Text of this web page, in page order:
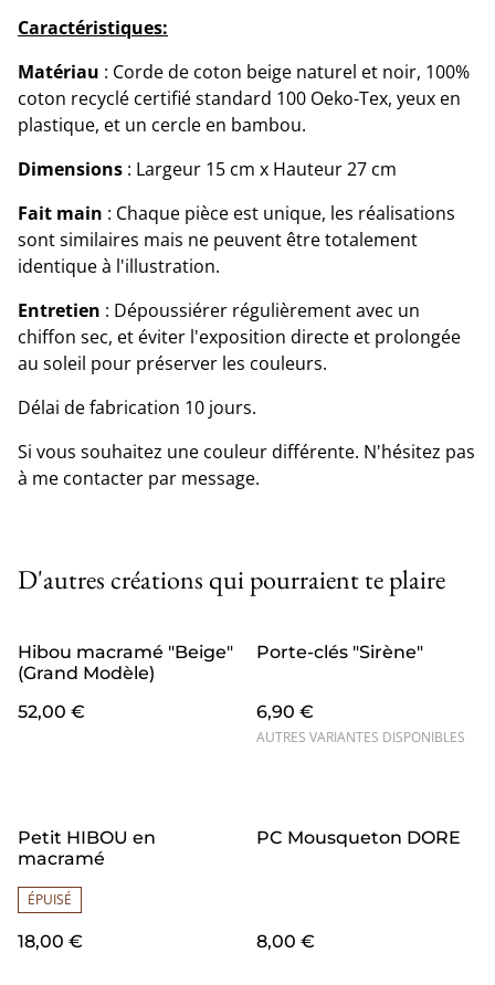
Caractéristiques:
Matériau : Corde de coton beige naturel et noir, 100%
coton recyclé certifié standard 100 Oeko-Tex, yeux en
plastique, et un cercle en bambou.
Dimensions : Largeur 15 cm x Hauteur 27 cm
Fait main : Chaque pièce est unique, les réalisations
sont similaires mais ne peuvent être totalement
identique à l'illustration.
Entretien : Dépoussiérer régulièrement avec un
chiffon sec, et éviter l'exposition directe et prolongée
au soleil pour préserver les couleurs.
Délai de fabrication 10 jours.
Si vous souhaitez une couleur différente. N'hésitez pas
à me contacter par message.
D'autres créations qui pourraient te plaire
Hibou macramé "Beige"
(Grand Modèle)
52,00 €
Porte-clés "Sirène"
6,90 €
AUTRES VARIANTES DISPONIBLES
Petit HIBOU en
macramé
ÉPUISÉ
18,00 €
PC Mousqueton DORE
8,00 €